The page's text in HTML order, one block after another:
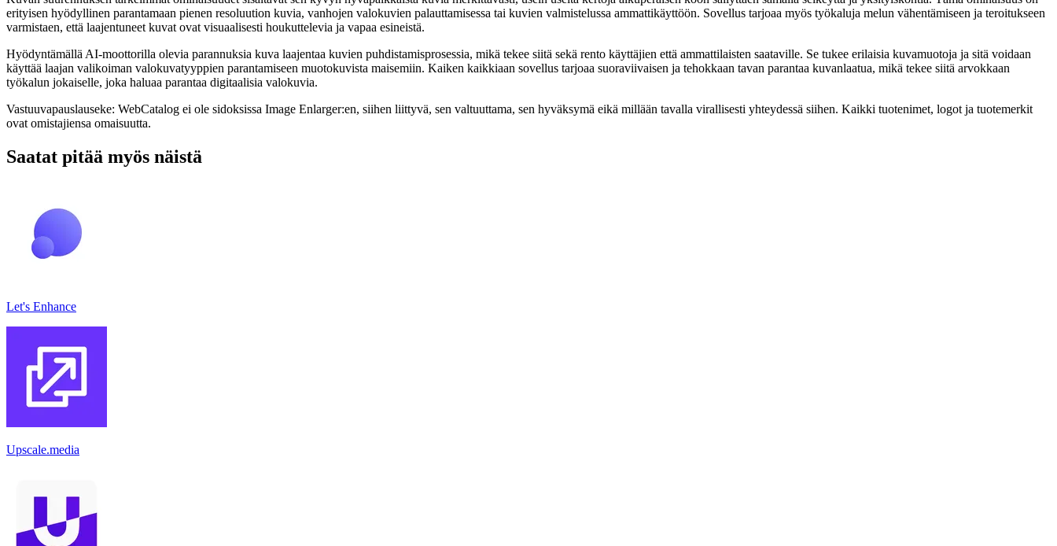
erityisen hyödyllinen parantamaan pienen resoluution kuvia, vanhojen valokuvien palauttamisessa tai kuvien valmistelussa ammattikäyttöön. Sovellus tarjoaa myös työkaluja melun vähentämiseen ja teroitukseen
varmistaen, että laajentuneet kuvat ovat visuaalisesti houkuttelevia ja vapaa esineistä.
Hyödyntämällä AI-moottorilla olevia parannuksia kuva laajentaa kuvien puhdistamisprosessia, mikä tekee siitä sekä rento käyttäjien että ammattilaisten saataville. Se tukee erilaisia ​​kuvamuotoja ja sitä voidaan
käyttää laajan valikoiman valokuvatyyppien parantamiseen muotokuvista maisemiin. Kaiken kaikkiaan sovellus tarjoaa suoraviivaisen ja tehokkaan tavan parantaa kuvanlaatua, mikä tekee siitä arvokkaan
työkalun jokaiselle, joka haluaa parantaa digitaalisia valokuvia.
Vastuuvapauslauseke: WebCatalog ei ole sidoksissa Image Enlarger:en, siihen liittyvä, sen valtuuttama, sen hyväksymä eikä millään tavalla virallisesti yhteydessä siihen. Kaikki tuotenimet, logot ja tuotemerkit
ovat omistajiensa omaisuutta.
Saatat pitää myös näistä
Let's Enhance
Upscale.media